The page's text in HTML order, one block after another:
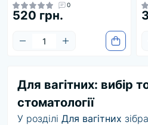
0
520 грн.
Для вагітних: вибір
стоматології
У розділі Для вагітних